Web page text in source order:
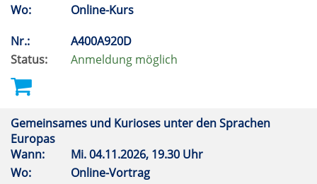
Wo:
Online-Kurs
Nr.:
A400A920D
Status:
Anmeldung möglich
Gemeinsames und Kurioses unter den Sprachen
Europas
Wann:
Mi.04.11.2026, 19.30 Uhr
Wo:
Online-Vortrag